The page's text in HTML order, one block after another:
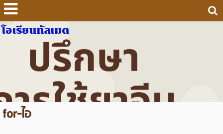
โอเรียนทัลเมด
for-ไอ